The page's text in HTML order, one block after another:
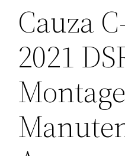
Cauza
2021